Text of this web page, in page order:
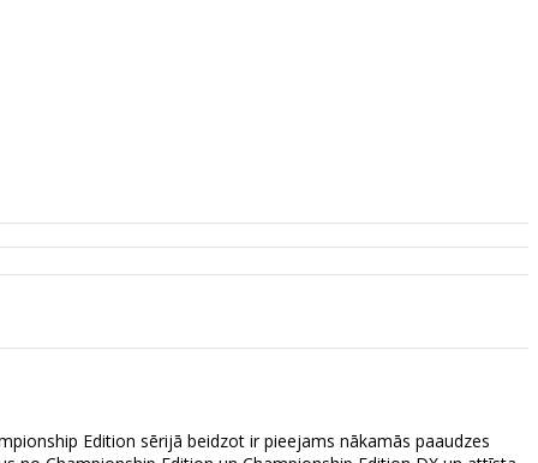
Edition sērijā beidzot ir pieejams nākamās paaudzes